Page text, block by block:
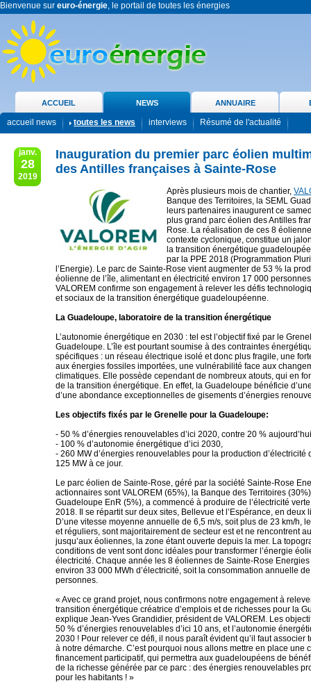
Bienvenue sur euro-énergie, le portail de toutes les énergies
ACCUEIL NEWS ANNUAIRE
accueil news toutes les news interviews Résumé de l'actualité
janv.
28
2019
Inauguration du premier parc éolien
des Antilles françaises à Sainte-Rose
Après plusieurs mois de chantier,
Banque des Territoires, la SEML
leurs partenaires inaugurent ce
plus grand parc éolien des Antilles
Rose. La réalisation de ces 8
contexte cyclonique, constitue un
la transition énergétique
par la PPE 2018 (Programmation
l’Energie). Le parc de Sainte-Rose vient augmenter de 53 % la
éolienne de l’île, alimentant en électricité environ 17 000
VALOREM confirme son engagement à relever les défis
et sociaux de la transition énergétique guadeloupéenne.
La Guadeloupe, laboratoire de la transition énergétique
L’autonomie énergétique en 2030 : tel est l’objectif fixé par le
Guadeloupe. L’île est pourtant soumise à des contraintes
spécifiques : un réseau électrique isolé et donc plus fragile, une
aux énergies fossiles importées, une vulnérabilité face aux
climatiques. Elle possède cependant de nombreux atouts, qui en
de la transition énergétique. En effet, la Guadeloupe bénéficie
d’une abondance exceptionnelles de gisements d’énergies
Les objectifs fixés par le Grenelle pour la Guadeloupe:
- 50 % d’énergies renouvelables d’ici 2020, contre 20 %
- 100 % d’autonomie énergétique d’ici 2030,
- 260 MW d’énergies renouvelables pour la production d’électricité
125 MW à ce jour.
Le parc éolien de Sainte-Rose, géré par la société Sainte-Rose
actionnaires sont VALOREM (65%), la Banque des Territoires
Guadeloupe EnR (5%), a commencé à produire de l’électricité
2018. Il se répartit sur deux sites, Bellevue et l’Espérance, en deux
D’une vitesse moyenne annuelle de 6,5 m/s, soit plus de 23 km/h,
et réguliers, sont majoritairement de secteur est et ne rencontrent
jusqu’aux éoliennes, la zone étant ouverte depuis la mer. La
conditions de vent sont donc idéales pour transformer l’énergie
électricité. Chaque année les 8 éoliennes de Sainte-Rose
environ 33 000 MWh d’électricité, soit la consommation annuelle
personnes.
« Avec ce grand projet, nous confirmons notre engagement à
transition énergétique créatrice d’emplois et de richesses pour la
explique Jean-Yves Grandidier, président de VALOREM. Les
50 % d’énergies renouvelables d’ici 10 ans, et l’autonomie
2030 ! Pour relever ce défi, il nous paraît évident qu’il faut associer
à notre démarche. C’est pourquoi nous allons mettre en place une
financement participatif, qui permettra aux guadeloupéens de
de la richesse générée par ce parc : des énergies renouvelables
pour les habitants ! »